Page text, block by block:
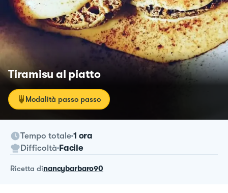
Tiramisu al piatto
Modalità passo passo
Tempo totale 1 ora
Difficoltà Facile
ricetta dinancybarbaro90